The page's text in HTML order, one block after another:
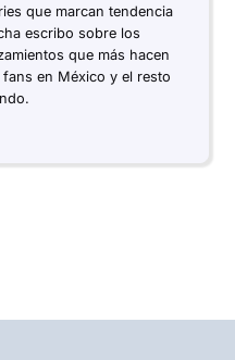
que marcan tendencia
escribo sobre los
que más hacen
en México y el resto